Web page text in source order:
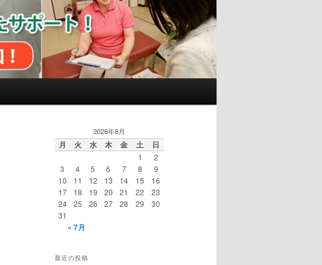
2026年8月
月 火 水 木 金 土 日
1
2
3
4 5 6 7 8
9
10
11 12 13 14 15
16
17
18 19 20 21 22
23
24
25 26 27 28 29
30
31
« 7月
最近の投稿